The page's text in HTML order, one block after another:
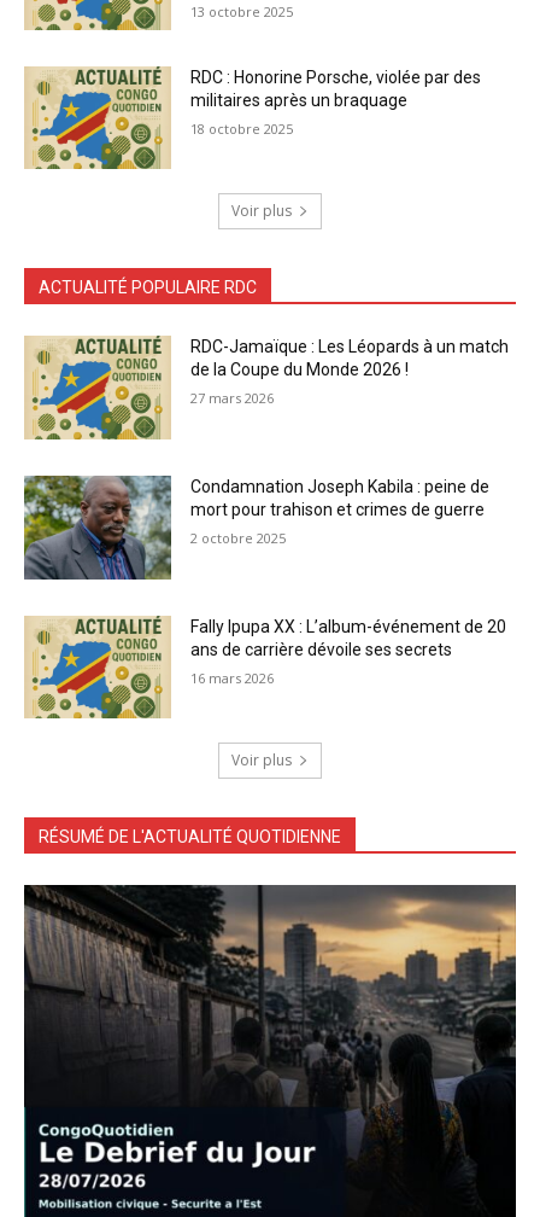
13 octobre 2025
RDC : Honorine Porsche, violée par des
militaires après un braquage
18 octobre 2025
Voir plus
ACTUALITÉ POPULAIRE RDC
RDC-Jamaïque : Les Léopards à un match
de la Coupe du Monde 2026 !
27 mars 2026
Condamnation Joseph Kabila : peine de
mort pour trahison et crimes de guerre
2 octobre 2025
Fally Ipupa XX : L’album-événement de 20
ans de carrière dévoile ses secrets
16 mars 2026
Voir plus
RÉSUMÉ DE L'ACTUALITÉ QUOTIDIENNE